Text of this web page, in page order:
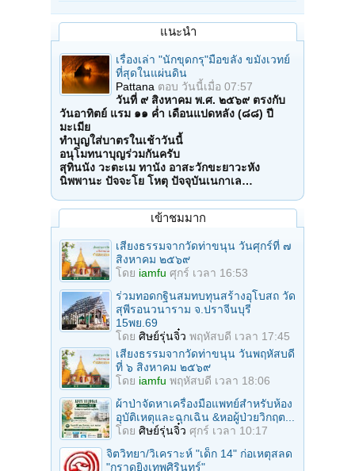
แนะนำ
เรื่องเล่า "นักขุดกรุ"มือขลัง ขมังเวทย์
ที่สุดในแผ่นดิน
Pattana ตอบ วันนี้เมื่อ 07:57
วันที่ ๙ สิงหาคม พ.ศ. ๒๕๖๙ ตรงกับ
วันอาทิตย์ แรม ๑๑ ค่ำ เดือนแปดหลัง (๘๘) ปี
มะเมีย
ทำบุญใส่บาตรในเช้าวันนี้
อนุโมทนาบุญร่วมกันครับ
สุทินนัง วะตะเม ทานัง อาสะวักขะยาวะหัง
นิพพานะ ปัจจะโย โหตุ ปัจจุบันเนกาเล…
เข้าชมมาก
เสียงธรรมจากวัดท่าขนุน วันศุกร์ที่ ๗
สิงหาคม ๒๕๖๙
โดย iamfu ศุกร์ เวลา 16:53
ร่วมทอดกฐินสมทบทุนสร้างอุโบสถ วัด
สุพีรอนวนาราม จ.ปราจีนบุรี
15พย.69
โดย ศิษย์รุ่นจิ๋ว พฤหัสบดี เวลา 17:45
เสียงธรรมจากวัดท่าขนุน วันพฤหัสบดี
ที่ ๖ สิงหาคม ๒๕๖๙
โดย iamfu พฤหัสบดี เวลา 18:06
ผ้าป่าจัดหาเครื่องมือแพทย์สำหรับห้อง
อุบัติเหตุและฉุกเฉิน &หอผู้ป่วยวิกฤต...
โดย ศิษย์รุ่นจิ๋ว ศุกร์ เวลา 10:17
จิตวิทยา/วิเคราะห์ "เด็ก 14" ก่อเหตุสลด
"กราดยิงเทพศิรินทร์"